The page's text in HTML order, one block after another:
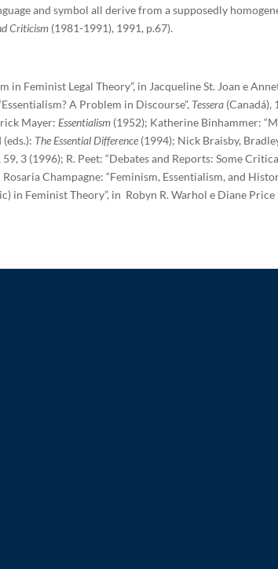
and symbol all derive from a supposedly
Criticism (1981-1991), 1991, p.67).
in Feminist Legal Theory”, in Jacqueline St. Joan e
A Problem in Discourse”, Tessera (Canadá),
Mayer: Essentialism (1952); Katherine Binhammer:
The Essential Difference (1994); Nick Braisby,
, 59, 3 (1996); R. Peet: “Debates and Reports: Some
Rosaria Champagne: “Feminism, Essentialism, and
in Feminist Theory”, in Robyn R. Warhol e Diane Price